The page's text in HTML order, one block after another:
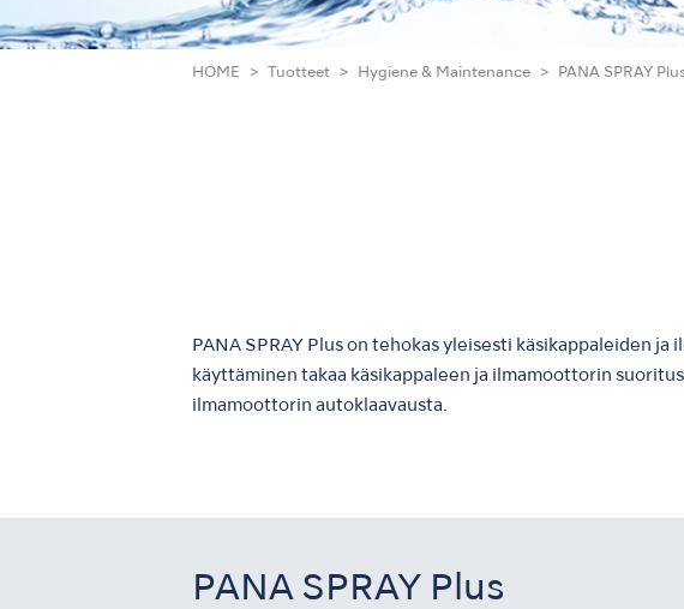
HOME Tuotteet Hygiene & Maintenance PANA SPRAY
PANA SPRAY Plus on tehokas yleisesti käsikappaleiden
käyttäminen takaa käsikappaleen ja ilmamoottorin
ilmamoottorin autoklaavausta.
PANA SPRAY Plus